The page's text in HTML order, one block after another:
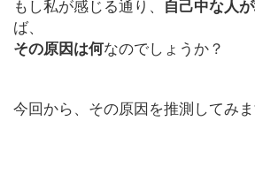
もし私が感じる通り、 自己中な人
ば、
その原因は何なのでしょうか？
今回から、その原因を推測してみま